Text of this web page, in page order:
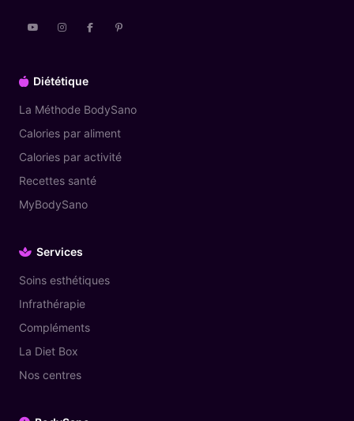
Diététique
La Méthode BodySano
Calories par aliment
Calories par activité
Recettes santé
MyBodySano
Services
Soins esthétiques
Infrathérapie
Compléments
La Diet Box
Nos centres